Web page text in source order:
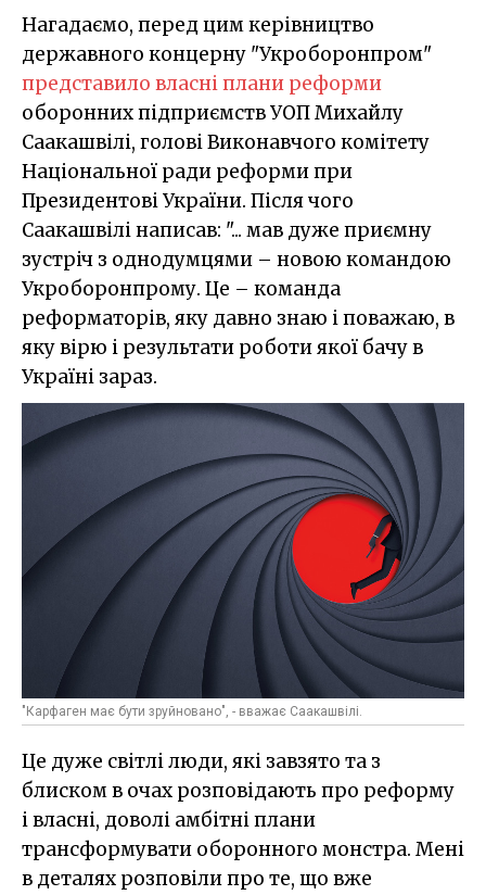
Нагадаємо, перед цим керівництво
державного концерну "Укроборонпром"
представило власні плани реформи
оборонних підприємств УОП Михайлу
Саакашвілі, голові Виконавчого комітету
Національної ради реформи при
Президентові України. Після чого
Саакашвілі написав: "... мав дуже приємну
зустріч з однодумцями – новою командою
Укроборонпрому. Це – команда
реформаторів, яку давно знаю і поважаю, в
яку вірю і результати роботи якої бачу в
Україні зараз.
"Карфаген має бути зруйновано", - вважає Саакашвілі.
Це дуже світлі люди, які завзято та з
блиском в очах розповідають про реформу
і власні, доволі амбітні плани
трансформувати оборонного монстра. Мені
в деталях розповіли про те, що вже